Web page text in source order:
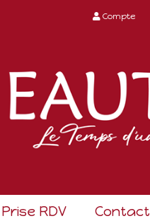
Compte
Prise RDV Contact